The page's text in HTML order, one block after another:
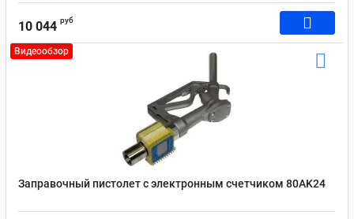
10 044 руб
Видеообзор
Заправочный пистолет с электронным счетчиком 80AK24